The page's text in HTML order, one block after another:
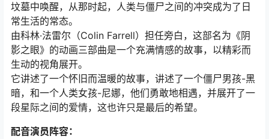
坟墓中唤醒，从那时起，人类与僵尸之间的冲突成为了日
常生活的常态。
由科林·法雷尔（Colin Farrell）担任旁白，这部名为《阴
影之眼》的动画三部曲是一个充满情感的故事，以精彩而
生动的视角展开。
它讲述了一个怀旧而温暖的故事，讲述了一个僵尸男孩-黑
暗，和一个人类女孩-尼娜，他们勇敢地相遇，并展开了一
段星际之间的爱情，这也许只是最后的希望。
配音演员阵容：